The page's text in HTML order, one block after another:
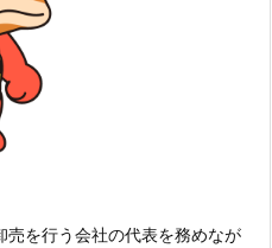
売を行う会社の代表を務めなが